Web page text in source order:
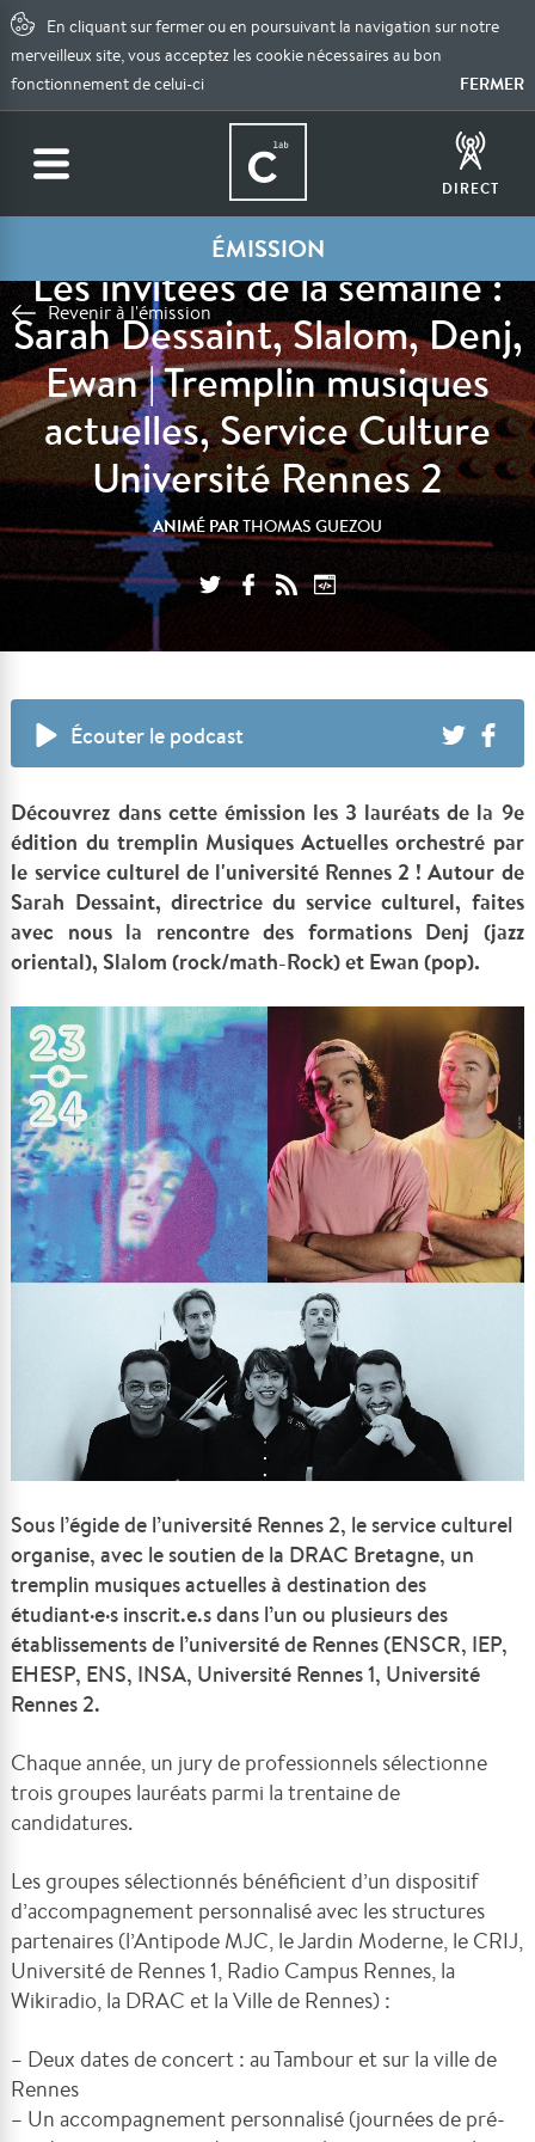
En cliquant sur fermer ou en poursuivant la navigation sur notre
merveilleux site, vous acceptez les cookie nécessaires au bon
fonctionnement de celui-ci
FERMER
DIRECT
ÉMISSION
Revenir à l'émission
Les invitées de la semaine :
Sarah Dessaint, Slalom, Denj,
Ewan | Tremplin musiques
actuelles, Service Culture
Université Rennes 2
ANIMÉ PARTHOMAS GUEZOU
Écouter le podcast
Découvrez dans cette émission les 3 lauréats de la 9e
édition du tremplin Musiques Actuelles orchestré par
le service culturel de l'université Rennes 2 ! Autour de
Sarah Dessaint, directrice du service culturel, faites
avec nous la rencontre des formations Denj (jazz
oriental), Slalom (rock/math-Rock) et Ewan (pop).
Sous l’égide de l’université Rennes 2, le service culturel
organise, avec le soutien de la DRAC Bretagne, un
tremplin musiques actuelles à destination des
étudiant·e·s inscrit.e.s dans l’un ou plusieurs des
établissements de l’université de Rennes (ENSCR, IEP,
EHESP, ENS, INSA, Université Rennes 1, Université
Rennes 2.
Chaque année, un jury de professionnels sélectionne
trois groupes lauréats parmi la trentaine de
candidatures.
Les groupes sélectionnés bénéficient d’un dispositif
d’accompagnement personnalisé avec les structures
partenaires (l’Antipode MJC, le Jardin Moderne, le CRIJ,
Université de Rennes 1, Radio Campus Rennes, la
Wikiradio, la DRAC et la Ville de Rennes) :
– Deux dates de concert : au Tambour et sur la ville de
Rennes
– Un accompagnement personnalisé (journées de pré-